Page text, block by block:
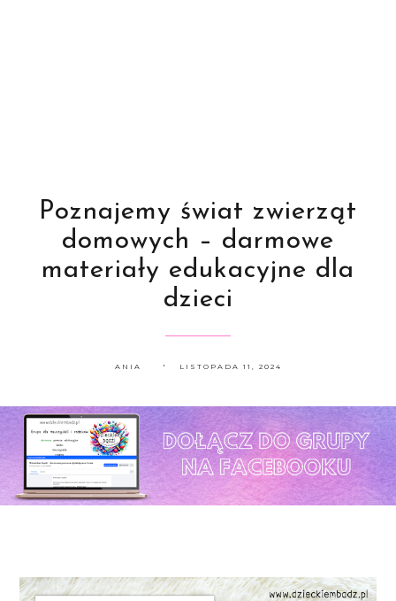
Poznajemy świat zwierząt
domowych – darmowe
materiały edukacyjne dla
dzieci
ANIA LISTOPADA 11, 2024